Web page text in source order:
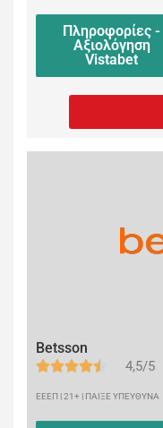
Πληροφορίες -
Αξιολόγηση
Vistabet
Betsson
4,5/5
ΕΕΕΠ | 21+ | ΠΑΙΞΕ ΥΠΕΥΘΥΝΑ